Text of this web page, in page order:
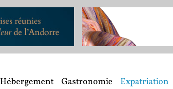
Hébergement Gastronomie Expatriation